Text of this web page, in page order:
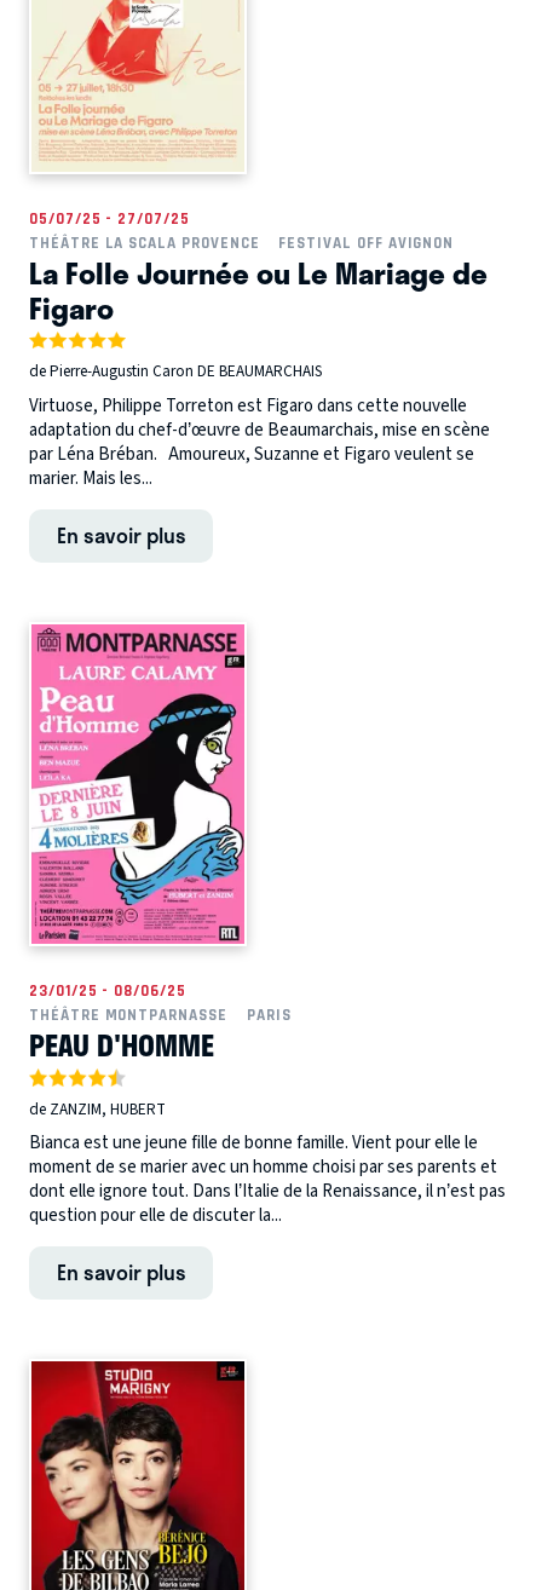
05/07/25 - 27/07/25
THÉÂTRE LA SCALA PROVENCE
FESTIVAL OFF AVIGNON
La Folle Journée ou Le Mariage de
Figaro
de Pierre-Augustin Caron DE BEAUMARCHAIS
Virtuose, Philippe Torreton est Figaro dans cette nouvelle
adaptation du chef-d’œuvre de Beaumarchais, mise en scène
par Léna Bréban. Amoureux, Suzanne et Figaro veulent se
marier. Mais les...
En savoir plus
23/01/25 - 08/06/25
THÉÂTRE MONTPARNASSE
PARIS
PEAU D'HOMME
de ZANZIM, HUBERT
Bianca est une jeune fille de bonne famille. Vient pour elle le
moment de se marier avec un homme choisi par ses parents et
dont elle ignore tout. Dans l’Italie de la Renaissance, il n’est pas
question pour elle de discuter la...
En savoir plus